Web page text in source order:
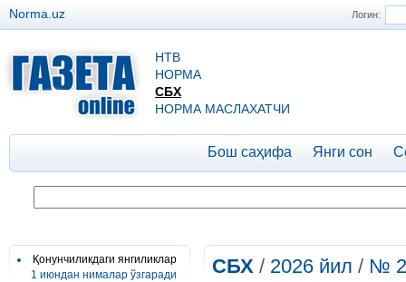
Логин:
Norma.uz
НТВ
НОРМА
СБХ
НОРМА МАСЛАХАТЧИ
Бош саҳифа Янги сон
Қонунчиликдаги янгиликлар
1 июндан нималар ўзгаради
СБХ / 2026 йил / №